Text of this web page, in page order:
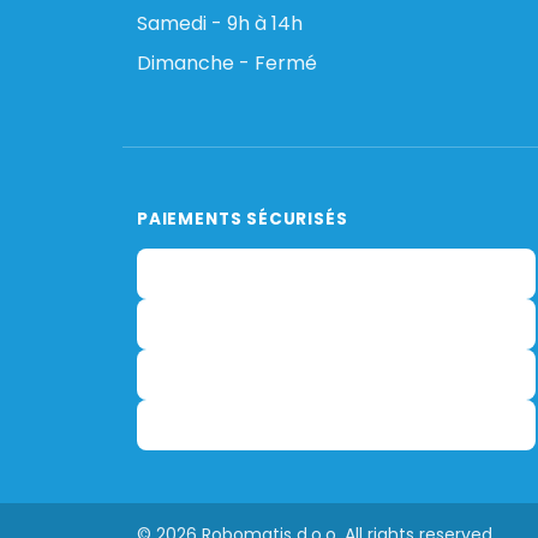
Samedi - 9h à 14h
Dimanche - Fermé
PAIEMENTS SÉCURISÉS